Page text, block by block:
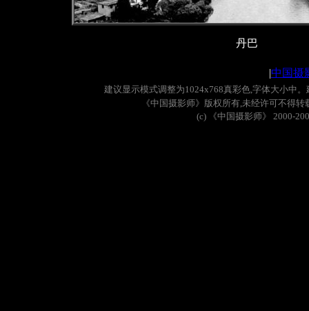
丹巴
|中国摄
建议显示模式调整为1024x768真彩色,字体大小中。
《中国摄影师》版权所有,未经许可不得转
(c)
《中国摄影师》 2000-200